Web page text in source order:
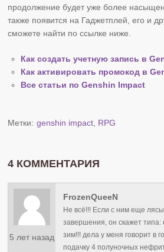
продолжение будет уже более
также появится на Гаджетплей, его и
сможете найти по ссылке ниже.
Как создать учетную запись в
Как активировать промокод в
Все статьи по Genshin Impact
Метки: genshin impact, RPG
4 КОММЕНТАРИЯ
5 лет назад
FrozenQueeN
Не всё!!! Если с ним еще
завершения, он скажет типа:
зим!!! дела у меня говорит в
подачку 4 полуночных